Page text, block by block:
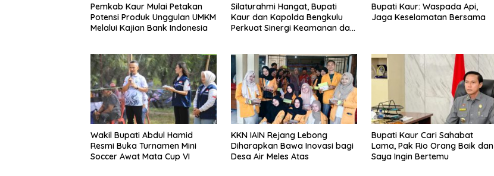
Pemkab Kaur Mulai Petakan
Potensi Produk Unggulan UMKM
Melalui Kajian Bank Indonesia
Silaturahmi Hangat, Bupati
Kaur dan Kapolda Bengkulu
Perkuat Sinergi Keamanan dan
Bupati Kaur: Waspada Api,
Jaga Keselamatan Bersama
Wakil Bupati Abdul Hamid
Resmi Buka Turnamen Mini
Soccer Awat Mata Cup VI
KKN IAIN Rejang Lebong
Diharapkan Bawa Inovasi bagi
Desa Air Meles Atas
Bupati Kaur Cari Sahabat
Lama, Pak Rio Orang Baik dan
Saya Ingin Bertemu